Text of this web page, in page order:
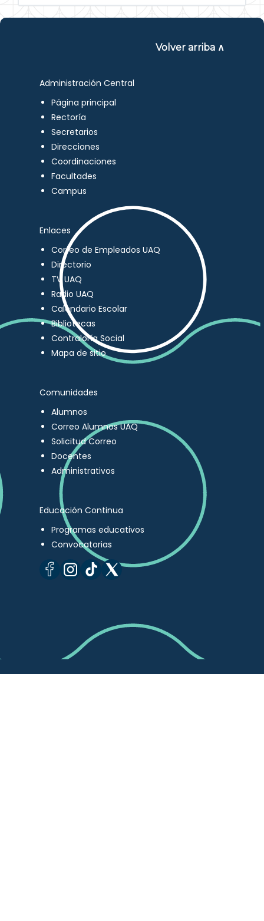
Volver arriba ∧
Administración Central
Página principal
Rectoría
Secretarios
Direcciones
Coordinaciones
Facultades
Campus
Enlaces
Correo de Empleados UAQ
Directorio
TV UAQ
Radio UAQ
Calendario Escolar
Bibliotecas
Contraloría Social
Mapa de sitio
Comunidades
Alumnos
Correo Alumnos UAQ
Solicitud Correo
Docentes
Administrativos
Educación Continua
Programas educativos
Convocatorias